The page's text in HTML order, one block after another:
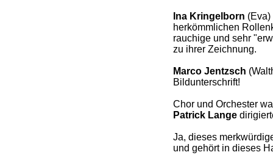
Ina Kringelborn (Eva)
herkömmlichen
rauchige und sehr
zu ihrer Zeichnung.
Marco Jentzsch
Bildunterschrift!
Chor und Orchester
Patrick Lange
Ja, dieses
und gehört in dieses